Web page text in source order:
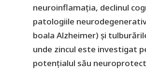
neuroinflamația, declinul
patologiile
boala Alzheimer) și
unde zincul este investigat
potențialul său